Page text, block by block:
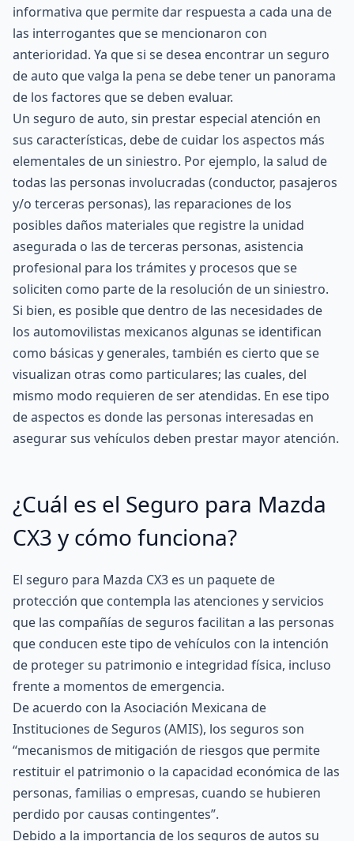
informativa que permite dar respuesta a cada una de
las interrogantes que se mencionaron con
anterioridad. Ya que si se desea encontrar un seguro
de auto que valga la pena se debe tener un panorama
de los factores que se deben evaluar.
Un seguro de auto, sin prestar especial atención en
sus características, debe de cuidar los aspectos más
elementales de un siniestro. Por ejemplo, la salud de
todas las personas involucradas (conductor, pasajeros
y/o terceras personas), las reparaciones de los
posibles daños materiales que registre la unidad
asegurada o las de terceras personas, asistencia
profesional para los trámites y procesos que se
soliciten como parte de la resolución de un siniestro.
Si bien, es posible que dentro de las necesidades de
los automovilistas mexicanos algunas se identifican
como básicas y generales, también es cierto que se
visualizan otras como particulares; las cuales, del
mismo modo requieren de ser atendidas. En ese tipo
de aspectos es donde las personas interesadas en
asegurar sus vehículos deben prestar mayor atención.
¿Cuál es el Seguro para Mazda
CX3 y cómo funciona?
El seguro para Mazda CX3 es un paquete de
protección que contempla las atenciones y servicios
que las compañías de seguros facilitan a las personas
que conducen este tipo de vehículos con la intención
de proteger su patrimonio e integridad física, incluso
frente a momentos de emergencia.
De acuerdo con la Asociación Mexicana de
Instituciones de Seguros (AMIS), los seguros son
“mecanismos de mitigación de riesgos que permite
restituir el patrimonio o la capacidad económica de las
personas, familias o empresas, cuando se hubieren
perdido por causas contingentes”.
Debido a la importancia de los seguros de autos su